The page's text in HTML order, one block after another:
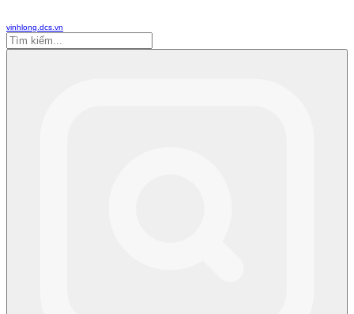
vinhlong.dcs.vn